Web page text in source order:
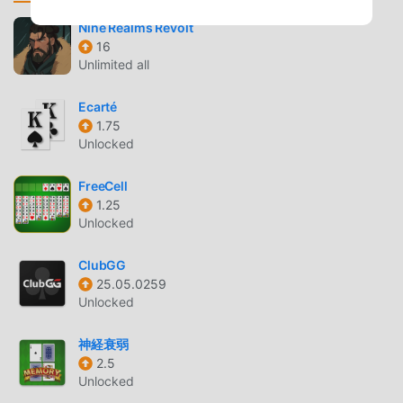
al mondo, moddroid è la tua scelta migliore. moddroid non
solo ti fornisce l'ultima versione di Pusoy ZingPlay
4.1.306gratuitamente, ma fornisce anche Freemod
ripetitiva nel gioco, così puoi concentrarti sul godere della
gioia portata dal gioco stesso. moddroid promette che
qualsiasi mod di Pusoy ZingPlay non addebiterà alcuna
gratuita da installare. Basta scaricare il client moddroid,
puoi scaricare e installare Pusoy ZingPlay 4.1.306 con un
clic. Cosa aspetti, scarica moddroid e gioca!
GAMEPLAY UNICO
Pusoy ZingPlay Essendo un popolare gioco card, il suo
di fan in tutto il mondo. A differenza dei tradizionali giochi
card, in Pusoy ZingPlay , devi solo seguire il tutorial per
Nine Realms Revolt
16
Unlimited all
Ecarté
1.75
Unlocked
FreeCell
1.25
Unlocked
ClubGG
25.05.0259
Unlocked
神経衰弱
2.5
Unlocked